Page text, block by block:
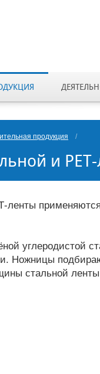
продукция /
и
ленты
углеродистой
Ножницы
стальной